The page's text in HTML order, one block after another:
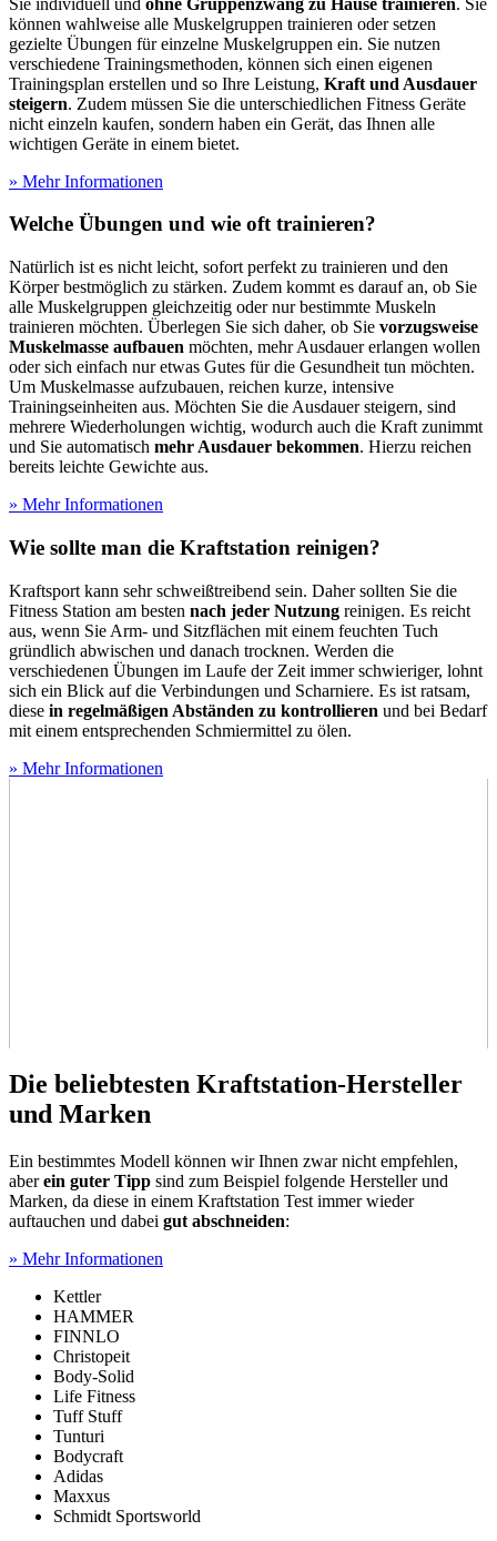
können wahlweise alle Muskelgruppen trainieren oder setzen
gezielte Übungen für einzelne Muskelgruppen ein. Sie nutzen
verschiedene Trainingsmethoden, können sich einen eigenen
Trainingsplan erstellen und so Ihre Leistung, Kraft und Ausdauer
steigern. Zudem müssen Sie die unterschiedlichen Fitness Geräte
nicht einzeln kaufen, sondern haben ein Gerät, das Ihnen alle
wichtigen Geräte in einem bietet.
» Mehr Informationen
Welche Übungen und wie oft trainieren?
Natürlich ist es nicht leicht, sofort perfekt zu trainieren und den
Körper bestmöglich zu stärken. Zudem kommt es darauf an, ob Sie
alle Muskelgruppen gleichzeitig oder nur bestimmte Muskeln
trainieren möchten. Überlegen Sie sich daher, ob Sie vorzugsweise
Muskelmasse aufbauen möchten, mehr Ausdauer erlangen wollen
oder sich einfach nur etwas Gutes für die Gesundheit tun möchten.
Um Muskelmasse aufzubauen, reichen kurze, intensive
Trainingseinheiten aus. Möchten Sie die Ausdauer steigern, sind
mehrere Wiederholungen wichtig, wodurch auch die Kraft zunimmt
und Sie automatisch mehr Ausdauer bekommen. Hierzu reichen
bereits leichte Gewichte aus.
» Mehr Informationen
Wie sollte man die Kraftstation reinigen?
Kraftsport kann sehr schweißtreibend sein. Daher sollten Sie die
Fitness Station am besten nach jeder Nutzung reinigen. Es reicht
aus, wenn Sie Arm- und Sitzflächen mit einem feuchten Tuch
gründlich abwischen und danach trocknen. Werden die
verschiedenen Übungen im Laufe der Zeit immer schwieriger, lohnt
sich ein Blick auf die Verbindungen und Scharniere. Es ist ratsam,
diese in regelmäßigen Abständen zu kontrollieren und bei Bedarf
mit einem entsprechenden Schmiermittel zu ölen.
» Mehr Informationen
Die beliebtesten Kraftstation-Hersteller
und Marken
Ein bestimmtes Modell können wir Ihnen zwar nicht empfehlen,
aberein guter Tipp sind zum Beispiel folgende Hersteller und
Marken, da diese in einem Kraftstation Test immer wieder
auftauchen und dabei gut abschneiden:
» Mehr Informationen
Kettler
HAMMER
FINNLO
Christopeit
Body-Solid
Life Fitness
Tuff Stuff
Tunturi
Bodycraft
Adidas
Maxxus
Schmidt Sportsworld